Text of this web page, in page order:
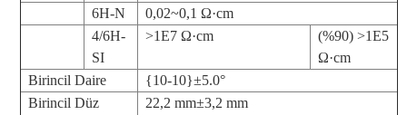
6H-N
0,02~0,1 Ω·cm
4/6H-
SI
>1E7 Ω·cm
(%90) >1E5
Ω·cm
Birincil Daire
{10-10}±5.0°
Birincil Düz
22,2 mm±3,2 mm